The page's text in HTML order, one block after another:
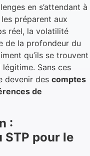
en s’attendant à
préparent aux
réel, la volatilité
de la profondeur du
qu’ils se trouvent
Sans ces
devenir des comptes
de
:
STP pour le